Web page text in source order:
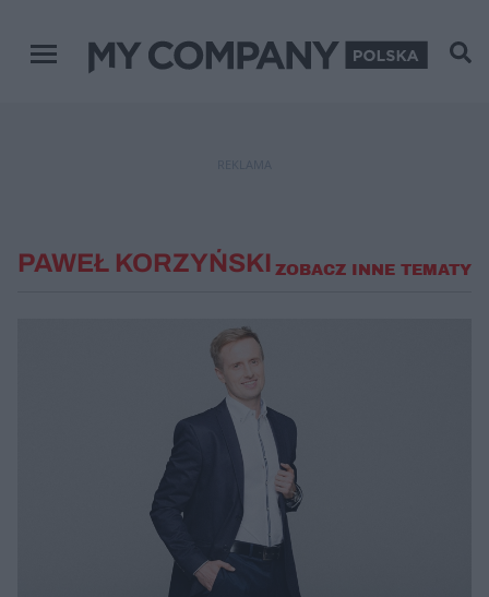
Menu główne
PAWEŁ KORZYŃSKI ZOBACZ INNE TEMATY